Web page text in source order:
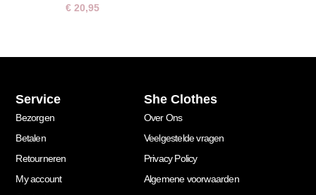
€20,95
Service
Bezorgen
Betalen
Retourneren
My account
She Clothes
Over Ons
Veelgestelde vragen
Privacy Policy
Algemene voorwaarden